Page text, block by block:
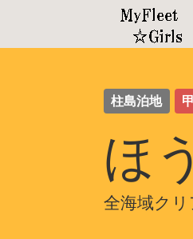
柱島泊地
ほ
全海域クリ